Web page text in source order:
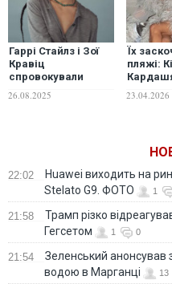
Гаррі Стайлз і Зої
Кравіц
спровокували
чутки про роман
26.08.2025
Їх
пляжі:
зіркою
23.04.2026
22:02
Huawei виходить на
Stelato G9. ФОТО
1
21:58
Трамп різко
Гегсетом
1 0
21:54
Зеленський анонсував
водою в Марганці
13